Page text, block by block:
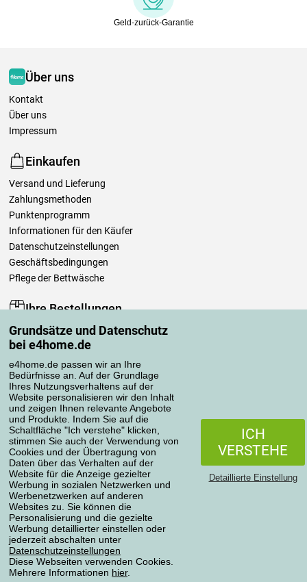
Grundsätze und Datenschutz
bei e4home.de
e4home.de passen wir an Ihre
Bedürfnisse an. Auf der Grundlage
Ihres Nutzungsverhaltens auf der
Website personalisieren wir den Inhalt
und zeigen Ihnen relevante Angebote
und Produkte. Indem Sie auf die
Schaltfläche "Ich verstehe" klicken,
stimmen Sie auch der Verwendung von
Cookies und der Übertragung von
Daten über das Verhalten auf der
Website für die Anzeige gezielter
Werbung in sozialen Netzwerken und
Werbenetzwerken auf anderen
Websites zu. Sie können die
Personalisierung und die gezielte
Werbung detaillierter einstellen oder
jederzeit abschalten unter
Datenschutzeinstellungen
Diese Webseiten verwenden Cookies.
Mehrere Informationen hier.
ICH
VERSTEHE
Detaillierte Einstellung
Geld-zurück-Garantie
Über uns
Kontakt
Über uns
Impressum
Einkaufen
Versand und Lieferung
Zahlungsmethoden
Punktenprogramm
Informationen für den Käufer
Datenschutzeinstellungen
Geschäftsbedingungen
Pflege der Bettwäsche
Ihre Bestellungen
Mein Konto
Bestellübersicht
Reklamationen
Widerrufsbelehrung
Einfach mehr wissen
Richtlinien zur Verarbeitung von Bewertungen
Transportarten
Zahlungsmethoden
Zuverlässiger Shop